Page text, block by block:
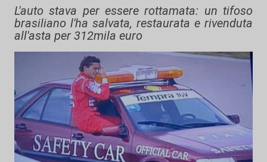
L'auto stava per essere rottamata: un tifoso
brasiliano l'ha salvata, restaurata e rivenduta
all'asta per 312mila euro